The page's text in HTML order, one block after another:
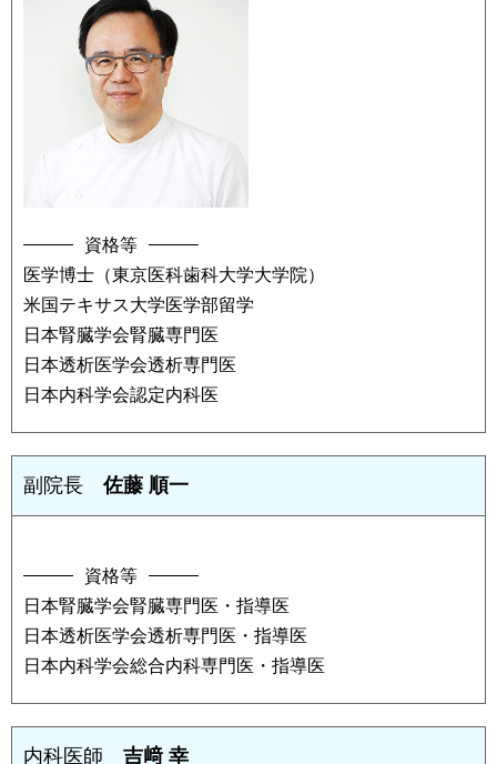
資格等
医学博士（東京医科歯科大学大学院）
米国テキサス大学医学部留学
日本腎臓学会腎臓専門医
日本透析医学会透析専門医
日本内科学会認定内科医
副院長 佐藤 順一
資格等
日本腎臓学会腎臓専門医・指導医
日本透析医学会透析専門医・指導医
日本内科学会総合内科専門医・指導医
内科医師 吉﨑 幸